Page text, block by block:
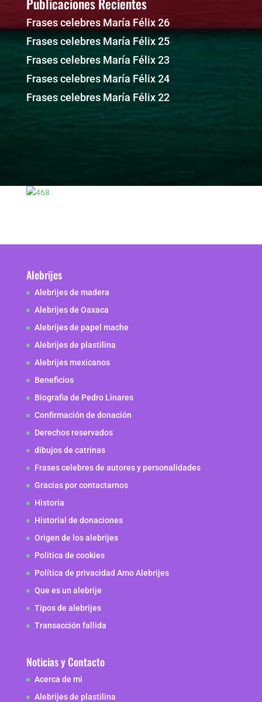
Frases celebres María Félix 26
Frases celebres María Félix 25
Frases celebres María Félix 23
Frases celebres María Félix 24
Frases celebres María Félix 22
Alebrijes
Alebrijes de madera
Alebrijes de Oaxaca
Alebrijes de papel mache
Alebrijes de plastilina
Alebrijes mexicanos
Beneficios
Biografia de Pedro Linares
Confirmación de donación
Derechos reservados
dibujos de catrinas
Frases celebres de autores y personalidades
Gracias por contactarnos
Historia
Historial de donaciones
Origen de los alebrijes
Politica de cookies
Política de privacidad Amo Alebrijes
Que es un alebrije
Tipos de alebrijes
Transacción fallida
Noticias y Contacto
Acerca de mi
Alebrijes de plastilina